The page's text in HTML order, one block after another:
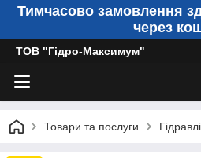
Тимчасово замовлення
через
ТОВ "Гідро-Максимум"
Товари та послуги